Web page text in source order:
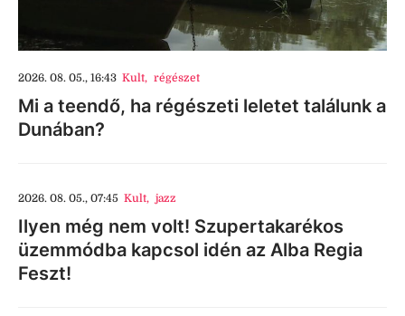
2026. 08. 05., 16:43 Kult, régészet
Mi a teendő, ha régészeti leletet találunk a
Dunában?
2026. 08. 05., 07:45 Kult, jazz
Ilyen még nem volt! Szupertakarékos
üzemmódba kapcsol idén az Alba Regia
Feszt!